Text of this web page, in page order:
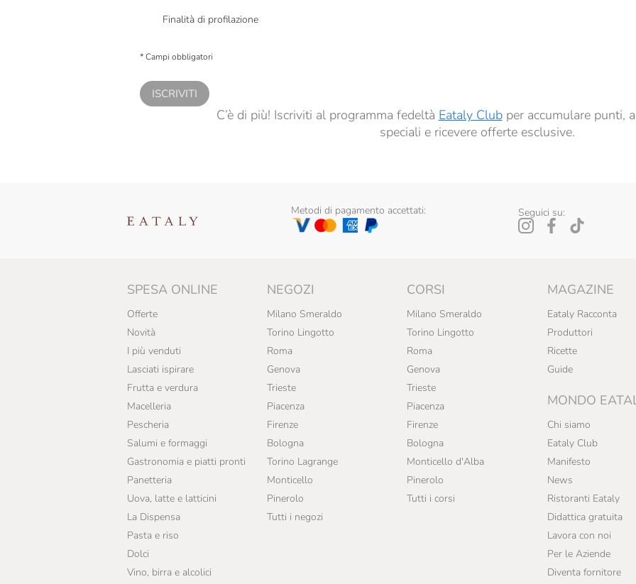
Finalità di profilazione
* Campi obbligatori
ISCRIVITI
C’è di più! Iscriviti al programma fedeltà Eataly Clubper accumulare punti,
speciali e ricevere offerte esclusive.
Metodi di pagamento accettati: Seguici su:
SPESA ONLINE
Offerte
Novità
I più venduti
Lasciati ispirare
Frutta e verdura
Macelleria
Pescheria
Salumi e formaggi
Gastronomia e piatti pronti
Panetteria
Uova, latte e latticini
La Dispensa
Pasta e riso
Dolci
Vino, birra e alcolici
NEGOZI
Milano Smeraldo
Torino Lingotto
Roma
Genova
Trieste
Piacenza
Firenze
Bologna
Torino Lagrange
Monticello
Pinerolo
Tutti i negozi
CORSI
Milano Smeraldo
Torino Lingotto
Roma
Genova
Trieste
Piacenza
Firenze
Bologna
Monticello d'Alba
Pinerolo
Tutti i corsi
MAGAZINE
Eataly Racconta
Produttori
Ricette
Guide
MONDO
Chi siamo
Eataly Club
Manifesto
News
Ristoranti Eataly
Didattica gratuita
Lavora con noi
Per le Aziende
Diventa fornitore